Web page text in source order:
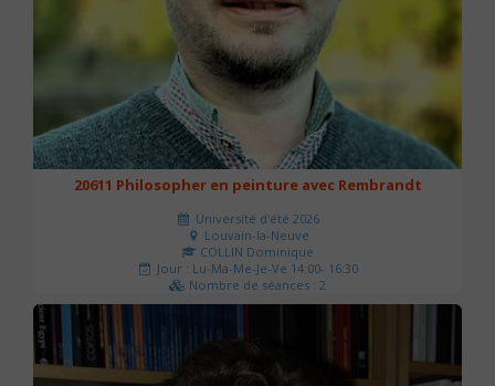
20611 Philosopher en peinture avec Rembrandt
Université d'été 2026
Louvain-la-Neuve
COLLIN Dominique
Jour : Lu-Ma-Me-Je-Ve 14:00- 16:30
Nombre de séances : 2
51 €